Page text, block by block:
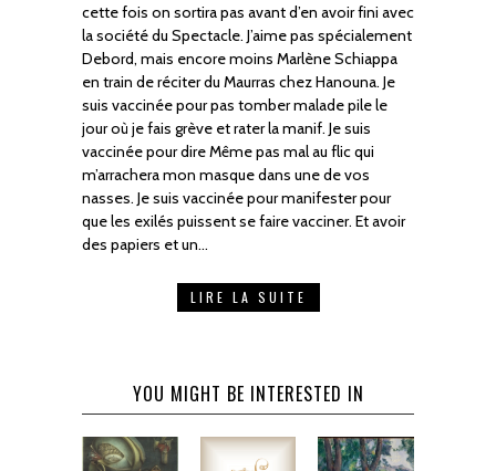
cette fois on sortira pas avant d’en avoir fini avec
la société du Spectacle. J’aime pas spécialement
Debord, mais encore moins Marlène Schiappa
en train de réciter du Maurras chez Hanouna. Je
suis vaccinée pour pas tomber malade pile le
jour où je fais grève et rater la manif. Je suis
vaccinée pour dire Même pas mal au flic qui
m’arrachera mon masque dans une de vos
nasses. Je suis vaccinée pour manifester pour
que les exilés puissent se faire vacciner. Et avoir
des papiers et un…
LIRE LA SUITE
YOU MIGHT BE INTERESTED IN